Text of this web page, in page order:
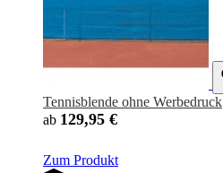
Tennisblende ohne Werbedruck
ab 129,95 €
Zum Produkt